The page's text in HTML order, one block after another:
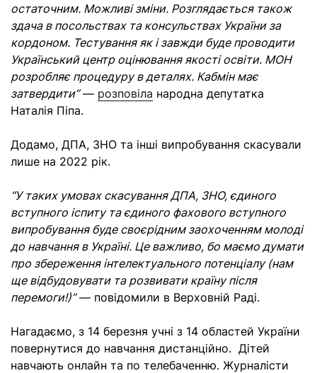
остаточним. Можливі зміни. Розглядається також
здача в посольствах та консульствах України за
кордоном. Тестування як і завжди буде проводити
Український центр оцінювання якості освіти. МОН
розробляє процедуру в деталях. Кабмін має
затвердити”— розповіла народна депутатка
Наталія Піпа.
Додамо, ДПА, ЗНО та інші випробування скасували
лише на 2022 рік.
“У таких умовах скасування ДПА, ЗНО, єдиного
вступного іспиту та єдиного фахового вступного
випробування буде своєрідним заохоченням молоді
до навчання в Україні. Це важливо, бо маємо думати
про збереження інтелектуального потенціалу (нам
ще відбудовувати та розвивати країну після
перемоги!)”— повідомили в Верховній Раді.
Нагадаємо, з 14 березня учні з 14 областей України
повернутися до навчання дистанційно. Дітей
навчають онлайн та по телебаченню. Журналісти